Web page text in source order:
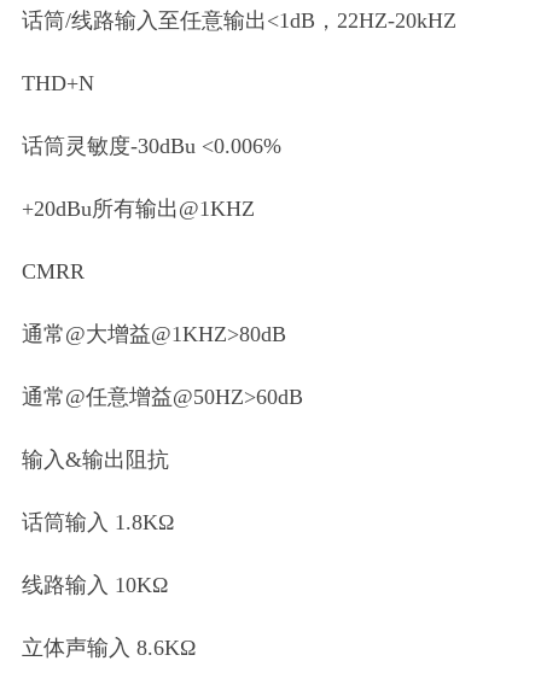
话筒/线路输入至任意输出<1dB，22HZ-20kHZ
THD+N
话筒灵敏度-30dBu <0.006%
+20dBu所有输出@1KHZ
CMRR
通常@大增益@1KHZ>80dB
通常@任意增益@50HZ>60dB
输入&输出阻抗
话筒输入 1.8KΩ
线路输入 10KΩ
立体声输入 8.6KΩ